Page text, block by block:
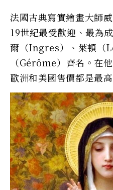
法國古典寫實繪畫大師
19世紀最受歡迎、最為
爾（Ingres）、萊頓（
（Gérôme）齊名。在
歐洲和美國售價都是最高